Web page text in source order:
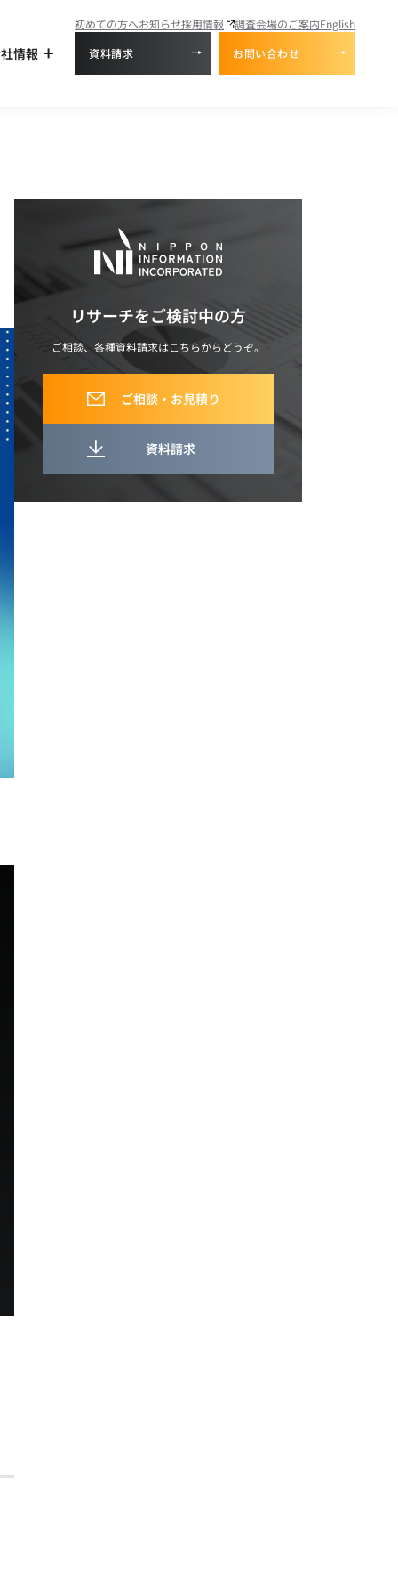
情報 資料請求 お問い合わせ
初めての方へお知らせ採用情報 調査会場のご案内English
リサーチをご検討中の方
ご相談、各種資料請求はこちらからどうぞ。
ご相談・お見積り
資料請求